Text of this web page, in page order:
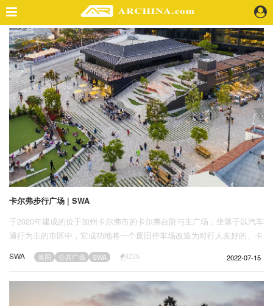
精选案例
建 筑
景 观
室 内
视 频
头条资讯
业 界
机 构
人 物
地 产
快速搜索
卡尔弗步行广场 | SWA
于2020年建成的位于加州卡尔弗市的卡尔弗台阶与主广场，坐落于以汽车
通行为主的市区中，它成功地将一个废旧停车场改造为对行人友好的、卡
尔弗市的新城市中心。
SWA 美国 公共广场 SWA 8226 2022-07-15